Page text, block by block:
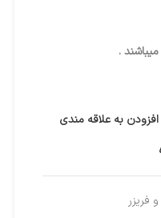
.
افزودن به علاقه مندی
فریزر